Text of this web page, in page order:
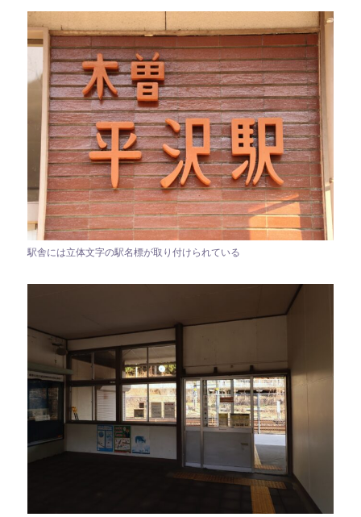
駅舎には立体文字の駅名標が取り付けられている